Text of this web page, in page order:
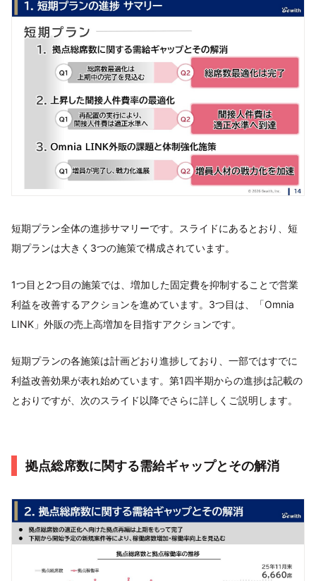
短期プラン全体の進捗サマリーです。スライドにあるとおり、短
期プランは大きく3つの施策で構成されています。
1つ目と2つ目の施策では、増加した固定費を抑制することで営業
利益を改善するアクションを進めています。3つ目は、「Omnia
LINK」外販の売上高増加を目指すアクションです。
短期プランの各施策は計画どおり進捗しており、一部ではすでに
利益改善効果が表れ始めています。第1四半期からの進捗は記載の
とおりですが、次のスライド以降でさらに詳しくご説明します。
拠点総席数に関する需給ギャップとその解消